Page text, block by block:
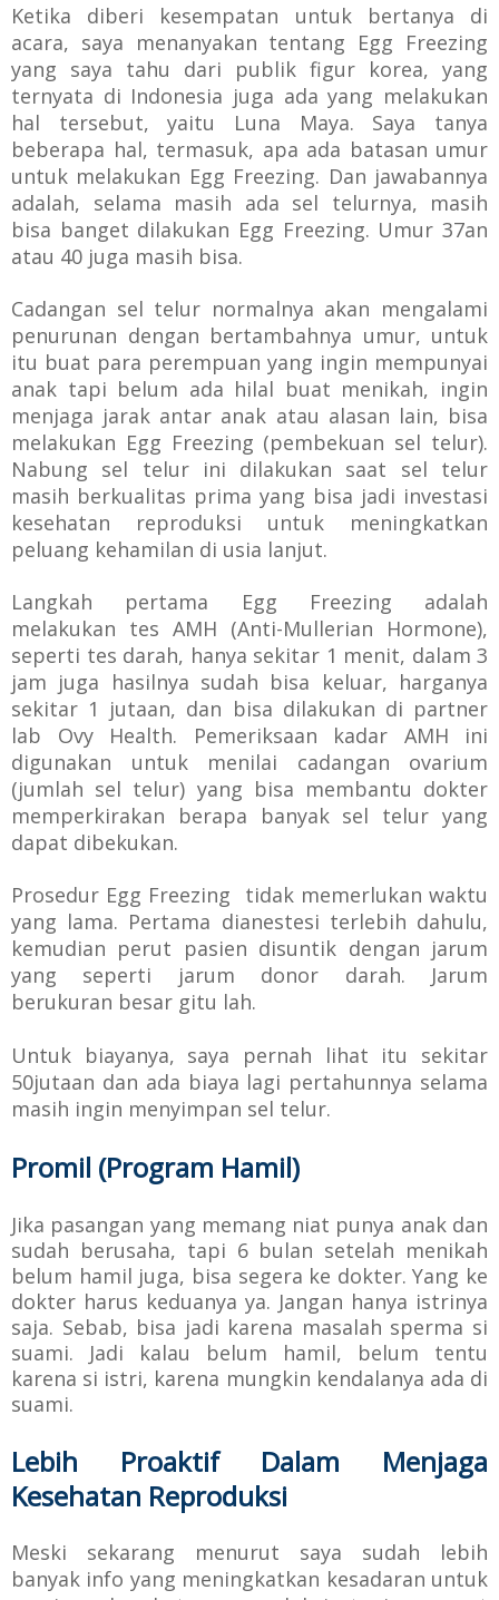
Ketika diberi kesempatan untuk bertanya di
acara, saya menanyakan tentang Egg Freezing
yang saya tahu dari publik figur korea, yang
ternyata di Indonesia juga ada yang melakukan
hal tersebut, yaitu Luna Maya. Saya tanya
beberapa hal, termasuk, apa ada batasan umur
untuk melakukan Egg Freezing. Dan jawabannya
adalah, selama masih ada sel telurnya, masih
bisa banget dilakukan Egg Freezing. Umur 37an
atau 40 juga masih bisa.
Cadangan sel telur normalnya akan mengalami
penurunan dengan bertambahnya umur, untuk
itu buat para perempuan yang ingin mempunyai
anak tapi belum ada hilal buat menikah, ingin
menjaga jarak antar anak atau alasan lain, bisa
melakukan Egg Freezing (pembekuan sel telur).
Nabung sel telur ini dilakukan saat sel telur
masih berkualitas prima yang bisa jadi investasi
kesehatan reproduksi untuk meningkatkan
peluang kehamilan di usia lanjut.
Langkah pertama Egg Freezing adalah
melakukan tes AMH (Anti-Mullerian Hormone),
seperti tes darah, hanya sekitar 1 menit, dalam 3
jam juga hasilnya sudah bisa keluar, harganya
sekitar 1 jutaan, dan bisa dilakukan di partner
lab Ovy Health.
Pemeriksaan kadar AMH ini
digunakan untuk menilai cadangan ovarium
(jumlah sel telur) yang bisa membantu dokter
memperkirakan berapa banyak sel telur yang
dapat dibekukan.
Prosedur Egg Freezing
tidak memerlukan waktu
yang lama. Pertama dianestesi terlebih dahulu,
kemudian perut pasien disuntik dengan jarum
yang seperti jarum donor darah. Jarum
berukuran besar gitu lah.
Untuk biayanya, saya pernah lihat itu sekitar
50jutaan dan ada biaya lagi pertahunnya selama
masih ingin menyimpan sel telur.
Promil (Program Hamil)
Jika pasangan yang memang niat punya anak dan
sudah berusaha, tapi 6 bulan setelah menikah
belum hamil juga, bisa segera ke dokter. Yang ke
dokter harus keduanya ya. Jangan hanya istrinya
saja. Sebab, bisa jadi karena masalah sperma si
suami. Jadi kalau belum hamil, belum tentu
karena si istri, karena mungkin kendalanya ada di
suami.
Lebih Proaktif Dalam Menjaga
Kesehatan Reproduksi
Meski sekarang menurut saya sudah lebih
banyak info yang meningkatkan kesadaran untuk